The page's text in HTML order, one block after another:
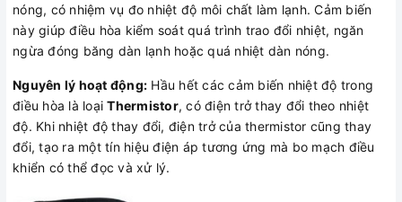
nóng, có nhiệm vụ đo nhiệt độ môi chất làm lạnh. Cảm biến
này giúp điều hòa kiểm soát quá trình trao đổi nhiệt, ngăn
ngừa đóng băng dàn lạnh hoặc quá nhiệt dàn nóng.
Nguyên lý hoạt động: Hầu hết các cảm biến nhiệt độ trong
điều hòa là loạiThermistor, có điện trở thay đổi theo nhiệt
độ. Khi nhiệt độ thay đổi, điện trở của thermistor cũng thay
đổi, tạo ra một tín hiệu điện áp tương ứng mà bo mạch điều
khiển có thể đọc và xử lý.